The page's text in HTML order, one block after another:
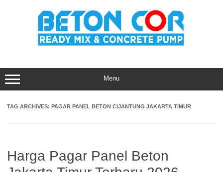
Menu
TAG ARCHIVES: PAGAR PANEL BETON CIJANTUNG JAKARTA TIMUR
Harga Pagar Panel Beton